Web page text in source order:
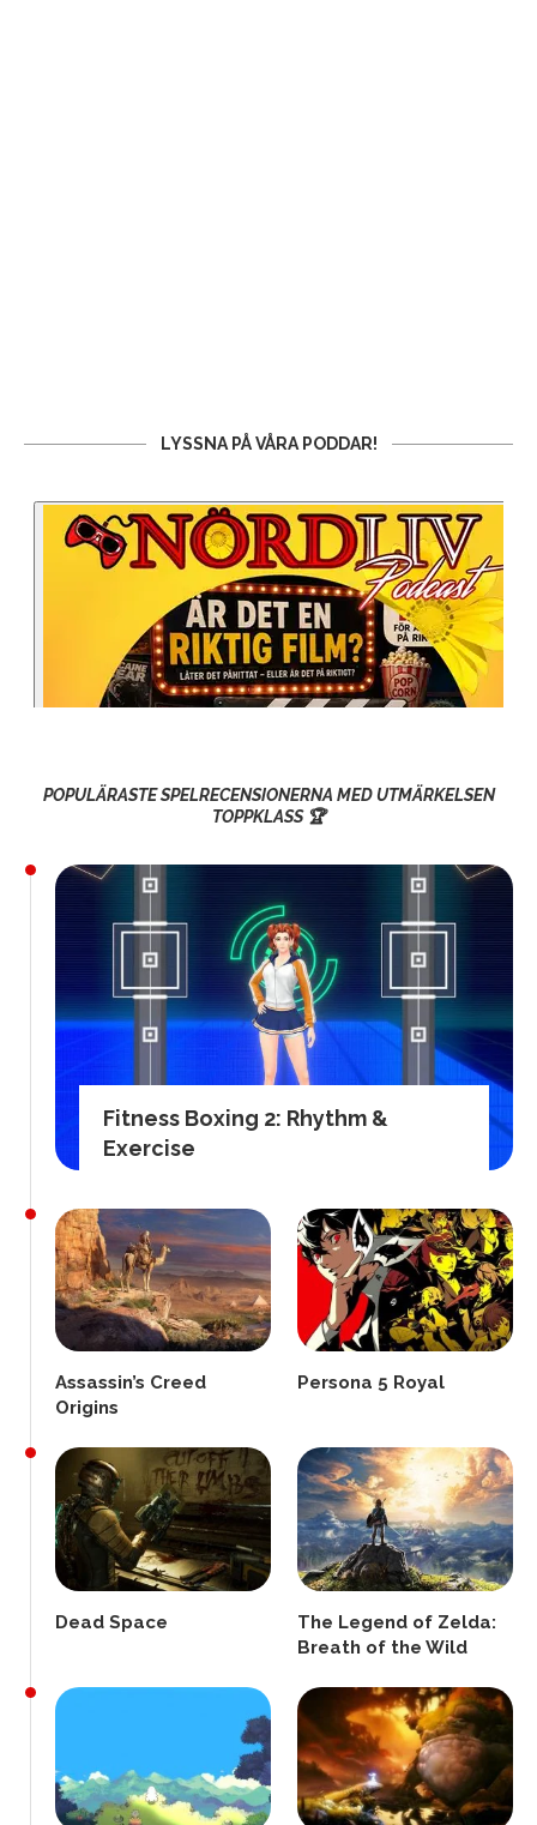
LYSSNA PÅ VÅRA PODDAR!
POPULÄRASTE SPELRECENSIONERNA MED UTMÄRKELSEN
TOPPKLASS 🏆
Fitness Boxing 2: Rhythm &
Exercise
Assassin’s Creed
Origins
Persona 5 Royal
Dead Space
The Legend of Zelda:
Breath of the Wild